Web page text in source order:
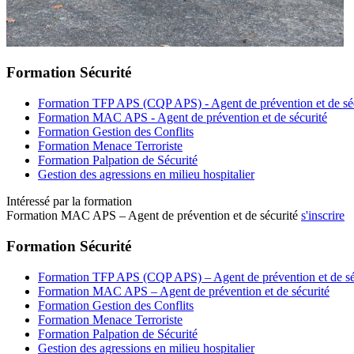
Formation Sécurité
Formation TFP APS (CQP APS) - Agent de prévention et de
Formation MAC APS - Agent de prévention et de sécurité
Formation Gestion des Conflits
Formation Menace Terroriste
Formation Palpation de Sécurité
Gestion des agressions en milieu hospitalier
Intéressé par la formation
Formation MAC APS – Agent de prévention et de sécurité s'inscrire
Formation Sécurité
Formation TFP APS (CQP APS) – Agent de prévention et de
Formation MAC APS – Agent de prévention et de sécurité
Formation Gestion des Conflits
Formation Menace Terroriste
Formation Palpation de Sécurité
Gestion des agressions en milieu hospitalier